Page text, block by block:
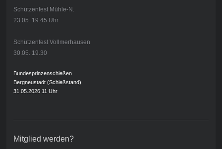
Schützenfest Mühle-N.
23.05. 19.45 Uhr
Schützenfest Vollmerhausen
30.05. 19.30
Bundesprinzenschießen
Bergneustadt (Schießstand)
31.05.2026 11 Uhr
Mitglied werden?